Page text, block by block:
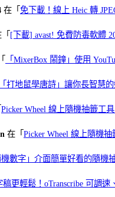
在「免下載！線上 Heic 轉
[下載] avast! 免費防毒軟體
「MixerBox 鬧鐘」使用
「打地鼠學唐詩」讓你長智慧
Picker Wheel 線上隨機抽籤工
在「Picker Wheel 線上隨機
機數字」介面簡單好看的隨機
稿更輕鬆！oTranscribe 可調